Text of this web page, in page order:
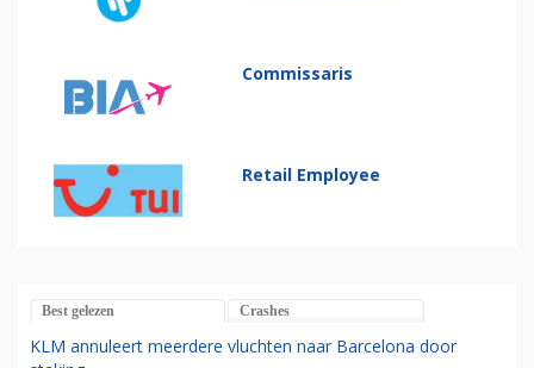
Commissaris
Retail Employee
Best gelezen Crashes
KLM annuleert meerdere vluchten naar Barcelona door